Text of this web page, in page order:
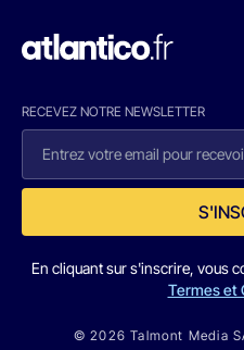
RECEVEZ NOTRE NEWSLETTER
En cliquant sur s'inscrire, vous
Termes et
© 2026 Talmont Media